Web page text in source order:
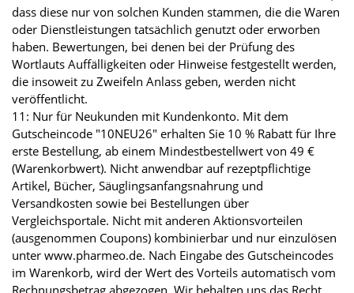
dass diese nur von solchen Kunden stammen, die die Waren
oder Dienstleistungen tatsächlich genutzt oder erworben
haben. Bewertungen, bei denen bei der Prüfung des
Wortlauts Auffälligkeiten oder Hinweise festgestellt werden,
die insoweit zu Zweifeln Anlass geben, werden nicht
veröffentlicht.
11: Nur für Neukunden mit Kundenkonto. Mit dem
Gutscheincode "10NEU26" erhalten Sie 10 % Rabatt für Ihre
erste Bestellung, ab einem Mindestbestellwert von 49 €
(Warenkorbwert). Nicht anwendbar auf rezeptpflichtige
Artikel, Bücher, Säuglingsanfangsnahrung und
Versandkosten sowie bei Bestellungen über
Vergleichsportale. Nicht mit anderen Aktionsvorteilen
(ausgenommen Coupons) kombinierbar und nur einzulösen
unter www.pharmeo.de. Nach Eingabe des Gutscheincodes
im Warenkorb, wird der Wert des Vorteils automatisch vom